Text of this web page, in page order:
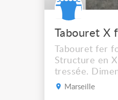
Tabouret X
Tabouret fer
Structure en
tressée.
44 cm.
Marseille